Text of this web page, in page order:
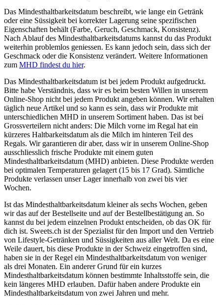
Das Mindesthaltbarkeitsdatum beschreibt, wie lange ein Getränk
oder eine Süssigkeit bei korrekter Lagerung seine spezifischen
Eigenschaften behält (Farbe, Geruch, Geschmack, Konsistenz).
Nach Ablauf des Mindesthaltbarkeitsdatums kannst du das Produkt
weiterhin problemlos geniessen. Es kann jedoch sein, dass sich der
Geschmack oder die Konsistenz verändert. Weitere Informationen
zum MHD findest du hier.
Das Mindesthaltbarkeitsdatum ist bei jedem Produkt aufgedruckt.
Bitte habe Verständnis, dass wir es beim besten Willen in unserem
Online-Shop nicht bei jedem Produkt angeben können. Wir erhalten
täglich neue Artikel und so kann es sein, dass wir Produkte mit
unterschiedlichen MHD in unserem Sortiment haben. Das ist bei
Grossverteilern nicht anders: Die Milch vorne im Regal hat ein
kürzeres Haltbarkeitsdatum als die Milch im hinteren Teil des
Regals. Wir garantieren dir aber, dass wir in unserem Online-Shop
ausschliesslich frische Produkte mit einem guten
Mindesthaltbarkeitsdatum (MHD) anbieten. Diese Produkte werden
bei optimalen Temperaturen gelagert (15 bis 17 Grad). Sämtliche
Produkte verlassen unser Lager innerhalb von zwei bis vier
Wochen.
Ist das Mindesthaltbarkeitsdatum kleiner als sechs Wochen, geben
wir das auf der Bestellseite und auf der Bestellbestätigung an. So
kannst du bei jedem einzelnen Produkt entscheiden, ob das OK für
dich ist. Sweets.ch ist der Spezialist für den Import und den Vertrieb
von Lifestyle-Getränken und Süssigkeiten aus aller Welt. Da es eine
Weile dauert, bis diese Produkte in der Schweiz eingetroffen sind,
haben sie in der Regel ein Mindesthaltbarkeitsdatum von weniger
als drei Monaten. Ein anderer Grund für ein kurzes
Mindesthaltbarkeitsdatum können bestimmte Inhaltsstoffe sein, die
kein längeres MHD erlauben. Dafür haben andere Produkte ein
Mindesthaltbarkeitsdatum von zwei Jahren und mehr.